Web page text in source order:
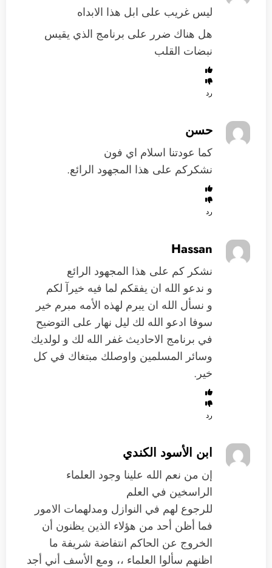
ليس غريب على ابل هذا الابداه
هل هناك ضرر على برنامج الذي يقيس
نبضات القلب
رد
حسن
كما عودتنا اسلام اي فون
نشكركم على هذا المجهود الرائع.
رد
Hassan
نشكر كم على هذا المجهود الرائع
و ندعو الله ان يفقكم لما فيه خيرآ لكم
و نسأل الله ان يبرم لهذه الأمه مبرم خير
سوفا ادعو الله لك ليل نهار على التوضيح
في برنامج الاحاديث غفر الله لك و لولديك
وسائر المسلمين واوصلك مبتغاك في كل
خير.
رد
ابن الأسود الكندي
إن من نعم الله علينا وجود العلماء
الراسخين في العلم
للرجوع لهم في النوازل ومدلهمات الامور
فما أظن أحد من هؤلاء الذين يظنون أن
الخروج عن الحاكم انتفاضة شريفة ما
اظنهم سألوا العلماء ،، ومع الأسف أني أجد